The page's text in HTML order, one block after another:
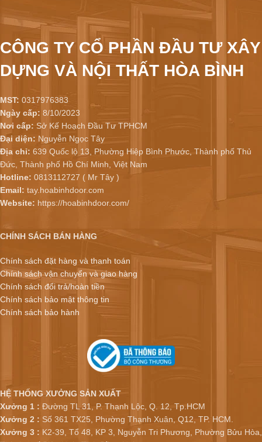
CÔNG TY CỔ PHẦN ĐẦU TƯ XÂY
DỰNG VÀ NỘI THẤT HÒA BÌNH
MST: 0317976383
Ngày cấp: 8/10/2023
Nơi cấp: Sở Kế Hoạch Đầu Tư TPHCM
Đại diện: Nguyễn Ngọc Tây
Địa chỉ: 639 Quốc lộ 13, Phường Hiệp Bình Phước, Thành phố Thủ
Đức, Thành phố Hồ Chí Minh, Việt Nam
Hotline: 0813112727 ( Mr Tây )
Email: tay.hoabinhdoor.com
Website: https://hoabinhdoor.com/
CHÍNH SÁCH BÁN HÀNG
Chính sách đặt hàng và thanh toán
Chính sách vận chuyển và giao hàng
Chính sách đổi trả/hoàn tiền
Chính sách bảo mật thông tin
Chính sách bảo hành
HỆ THỐNG XƯỞNG SẢN XUẤT
Xưởng 1 : Đường TL 31, P. Thạnh Lộc, Q. 12, Tp.HCM
Xưởng 2 : Số 361 TX25, Phường Thạnh Xuân, Q12, TP. HCM.
Xưởng 3 : K2-39, Tổ 48, KP 3, Nguyễn Tri Phương, Phường Bửu Hòa,